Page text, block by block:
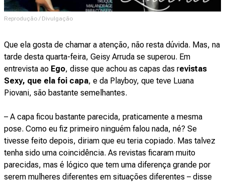
Reprodução / Divulgação
Que ela gosta de chamar a atenção, não resta dúvida. Mas, na
tarde desta quarta-feira, Geisy Arruda se superou. Em
entrevista ao Ego, disse que achou as capas das revistas
Sexy, que ela foi capa, e da Playboy, que teve Luana
Piovani, são bastante semelhantes.
– A capa ficou bastante parecida, praticamente a mesma
pose. Como eu fiz primeiro ninguém falou nada, né? Se
tivesse feito depois, diriam que eu teria copiado. Mas talvez
tenha sido uma coincidência. As revistas ficaram muito
parecidas, mas é lógico que tem uma diferença grande por
serem mulheres diferentes em situações diferentes – disse